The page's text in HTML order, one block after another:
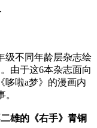
级不同年龄层杂志绘
由于这6本杂志面向
哆啦a梦》的漫画内
二雄的《右手》青铜